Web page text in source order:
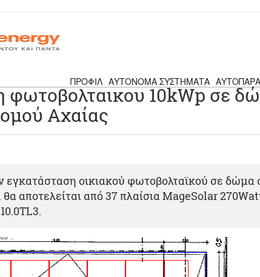
ΠΡΟΦΙΛ ΑΥΤΌΝΟΜΑ ΣΥΣΤΉΜΑΤΑ
φωτοβολταικου 10kWp σε
Αχαίας
εγκατάσταση οικιακού φωτοβολταϊκού σε δώμα
αποτελείται από 37 πλαίσια MageSolar